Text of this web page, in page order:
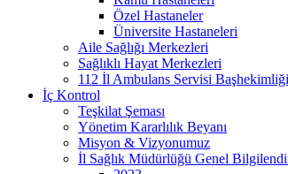
Özel Hastaneler
Üniversite Hastaneleri
Aile Sağlığı Merkezleri
Sağlıklı Hayat Merkezleri
112 İl Ambulans Servisi Başhekimliği
İç Kontrol
Teşkilat Şeması
Yönetim Kararlılık Beyanı
Misyon & Vizyonumuz
İl Sağlık Müdürlüğü Genel